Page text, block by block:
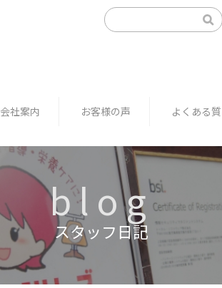
会社案内 お客様の声 よくある
blog
スタッフ日記